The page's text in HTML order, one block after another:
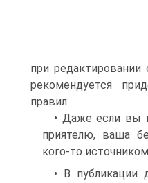
при редактировании
рекомендуется
правил:
• Даже если вы
приятелю, ваша
кого-то
• В публикации